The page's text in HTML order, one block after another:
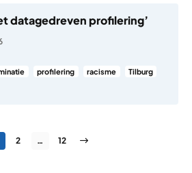
datagedreven profilering’
profilering racisme
Tilburg
Pagina
2 … Pagina
12 Volgende pagina